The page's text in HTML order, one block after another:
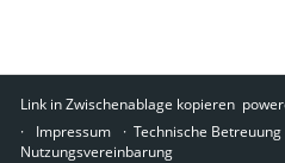
Link in Zwischenablage kopieren
Impressum
Technische Betreuung
Nutzungsvereinbarung